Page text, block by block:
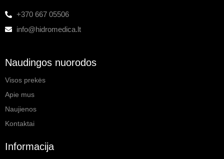
+370 667 05506
info@hidromedica.lt
Naudingos nuorodos
Visos prekės
Apie mus
Naujienos
Kontaktai
Informacija